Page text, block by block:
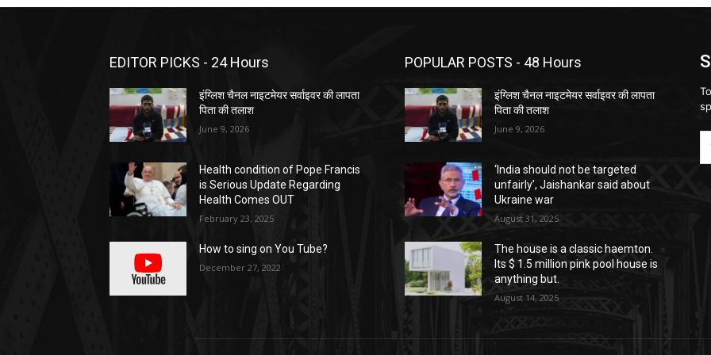
EDITOR PICKS - 24 Hours
इंग्लिश चैनल नाइटमेयर सर्वाइवर की लापता
पिता की तलाश
June 9, 2026
Health condition of Pope Francis
is Serious Update Regarding
Health Comes OUT
February 23, 2025
How to sing on You Tube?
December 27, 2022
POPULAR POSTS - 48 Hours
इंग्लिश चैनल नाइटमेयर सर्वाइवर की लापता
पिता की तलाश
June 9, 2026
‘India should not be targeted
unfairly’, Jaishankar said about
Ukraine war
August 31, 2025
The house is a classic haemton.
Its $ 1.5 million pink pool house is
anything but.
August 14, 2025